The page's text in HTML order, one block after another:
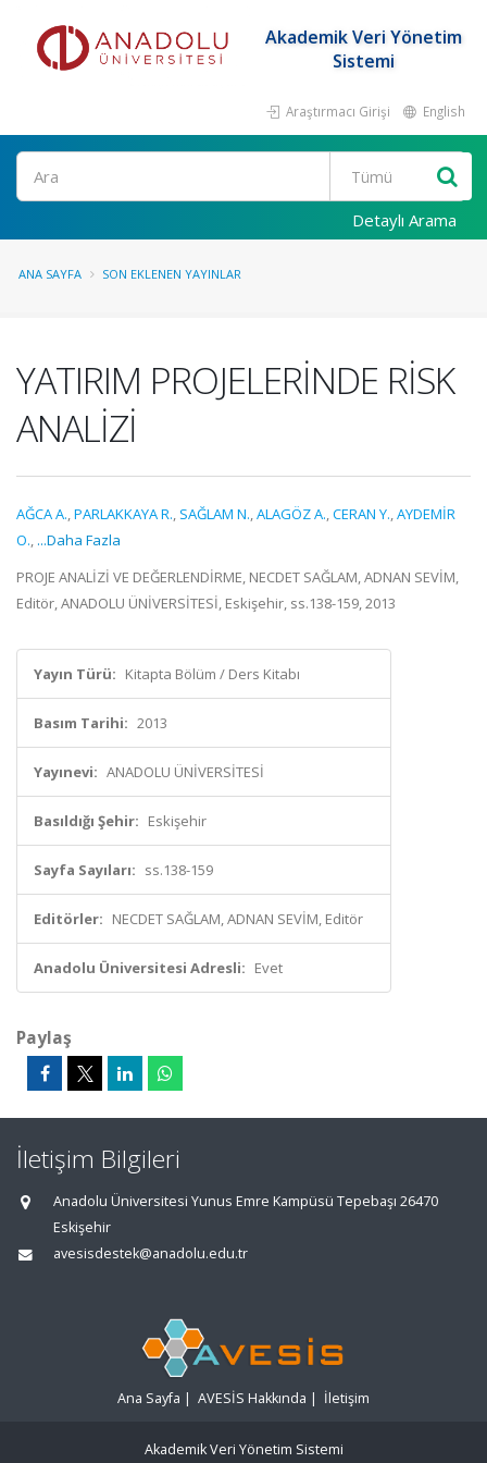
Akademik Veri Yönetim
Sistemi
Araştırmacı Girişi English
Ara
Detaylı Arama
ANA SAYFA SON EKLENEN YAYINLAR
YATIRIM PROJELERİNDE RİSK
ANALİZİ
AĞCA A.,PARLAKKAYA R., SAĞLAM N.,ALAGÖZ A.,CERAN Y.,AYDEMİR
O., ...Daha Fazla
PROJE ANALİZİ VE DEĞERLENDİRME, NECDET SAĞLAM, ADNAN SEVİM,
Editör, ANADOLU ÜNİVERSİTESİ, Eskişehir, ss.138-159, 2013
Yayın Türü: Kitapta Bölüm / Ders Kitabı
Basım Tarihi: 2013
Yayınevi: ANADOLU ÜNİVERSİTESİ
Basıldığı Şehir: Eskişehir
Sayfa Sayıları: ss.138-159
Editörler: NECDET SAĞLAM, ADNAN SEVİM, Editör
Anadolu Üniversitesi Adresli: Evet
Paylaş
İletişim Bilgileri
Anadolu Üniversitesi Yunus Emre Kampüsü Tepebaşı 26470
Eskişehir
avesisdestek@anadolu.edu.tr
Ana Sayfa | AVESİS Hakkında | İletişim
Akademik Veri Yönetim Sistemi